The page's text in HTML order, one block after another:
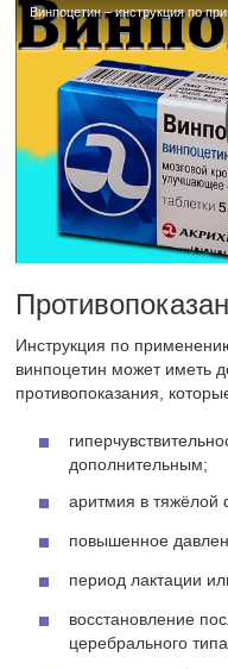
Винпоцетин – инструкция по
Инструкция по
винпоцетин может иметь
противопоказания,
дополнительным;
аритмия в тяжёлой
повышенное
период лактации
восстановление
церебрального